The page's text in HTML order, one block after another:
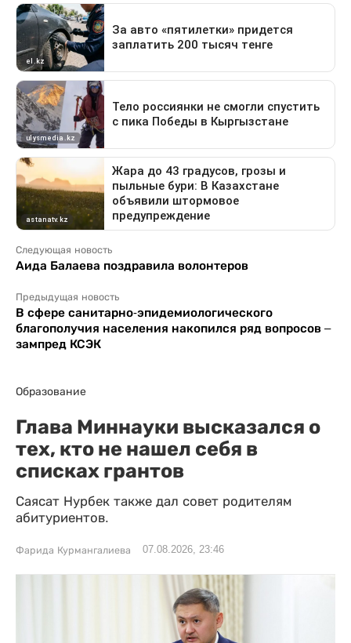
Следующая новость
Аида Балаева поздравила волонтеров
Предыдущая новость
В сфере санитарно-эпидемиологического
благополучия населения накопился ряд вопросов –
зампред КСЭК
Образование
Глава Миннауки высказался о
тех, кто не нашел себя в
списках грантов
Саясат Нурбек также дал совет родителям
абитуриентов.
Фарида Курмангалиева 07.08.2026, 23:46